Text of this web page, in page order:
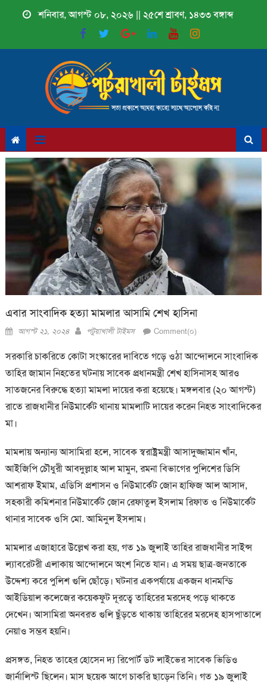
শনিবার, আগস্ট ০৮, ২০২৬ || ২৫শে শ্রাবণ, ১৪৩৩ বঙ্গাব্দ
এবার সাংবাদিক হত্যা মামলার আসামি শেখ হাসিনা
Posted
আগস্ট ২১, ২০২৪ Author
পটুয়াখালী টাইমস Comment(০)
সরকারি চাকরিতে কোটা সংস্কারের দাবিতে গড়ে ওঠা আন্দোলনে সাংবাদিক
তাহির জামান নিহতের ঘটনায় সাবেক প্রধানমন্ত্রী শেখ হাসিনাসহ আরও
সাতজনের বিরুদ্ধে হত্যা মামলা দায়ের করা হয়েছে। মঙ্গলবার (২০ আগস্ট)
রাতে রাজধানীর নিউমার্কেট থানায় মামলাটি দায়ের করেন নিহত সাংবাদিকের
মা।
মামলায় অন্যান্য আসামিরা হলে, সাবেক স্বরাষ্ট্রমন্ত্রী আসাদুজ্জামান খাঁন,
আইজিপি চৌধুরী আবদুল্লাহ আল মামুন, রমনা বিভাগের পুলিশের ডিসি
আশরাফ ইমাম, এডিসি প্রশাসন ও নিউমার্কেট জোন হাফিজ আল আসাদ,
সহকারী কমিশনার নিউমার্কেট জোন রেফাতুল ইসলাম রিফাত ও নিউমার্কেট
থানার সাবেক ওসি মো. আমিনুল ইসলাম।
মামলার এজাহারে উল্লেখ করা হয়, গত ১৯ জুলাই তাহির রাজধানীর সাইন্স
ল্যাবরেটরী এলাকায় আন্দোলনে অংশ নিতে যান। এ সময় ছাত্র-জনতাকে
উদ্দেশ্য করে পুলিশ গুলি ছোঁড়ে। ঘটনার একপর্যায়ে একজন ধানমন্ডি
আইডিয়াল কলেজের কয়েকফুট দূরত্বে তাহিরের মরদেহ পড়ে থাকতে
দেখেন। আসামিরা অনবরত গুলি ছুঁড়তে থাকায় তাহিরের মরদেহ হাসপাতালে
নেয়াও সম্ভব হয়নি।
প্রসঙ্গত, নিহত তাহের হোসেন দ্য রিপোর্ট ডট লাইভের সাবেক ভিডিও
জার্নালিস্ট ছিলেন। মাস ছয়েক আগে চাকরি ছাড়েন তিনি। গত ১৯ জুলাই